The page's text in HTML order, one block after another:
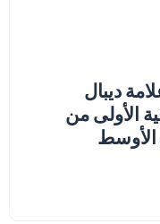
ديبال
الأولى من